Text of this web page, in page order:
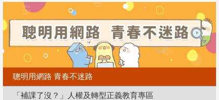
聰明用網路 青春不迷路
「補課了沒？」人權及轉型正義教育專區